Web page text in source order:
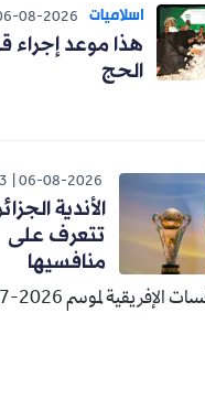
اسلاميات 08-2026
هذا موعد إجراء
الحج
06-08-2026
الأندية
تتعرف على
منافسيها
الإفريقية لموسم 2026-2027.